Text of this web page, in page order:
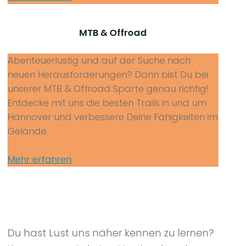
MTB & Offroad
Abenteuerlustig und auf der Suche nach
neuen Herausforderungen? Dann bist Du bei
unserer MTB & Offroad Sparte genau richtig!
Entdecke mit uns die besten Trails in und um
Hannover und verbessere Deine Fähigkeiten im
Gelände.
Mehr erfahren
Du hast Lust uns näher kennen zu lernen?